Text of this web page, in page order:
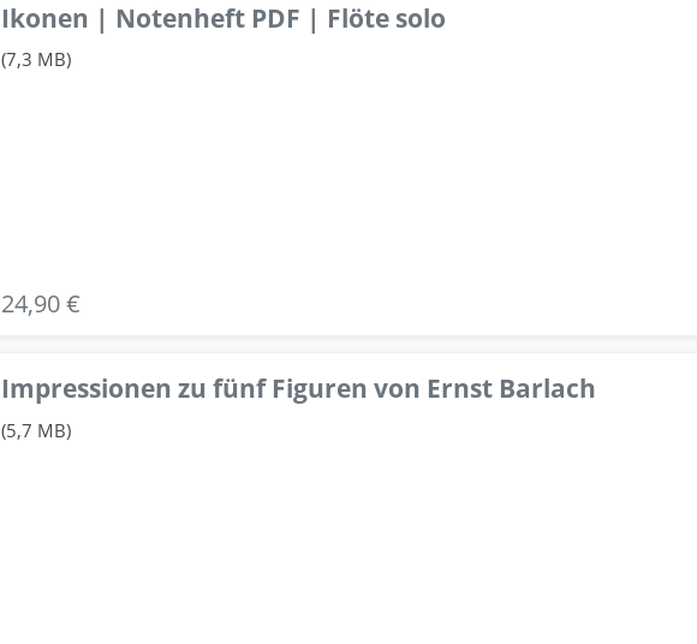
Ikonen | Notenheft PDF | Flöte solo
(7,3 MB)
24,90 €
Impressionen zu fünf Figuren von Ernst Barlach
(5,7 MB)